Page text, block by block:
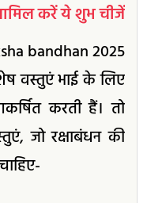
करें ये शुभ चीजें
bandhan 2025
वस्तुएं भाई के लिए
करती हैं। तो
जो रक्षाबंधन की